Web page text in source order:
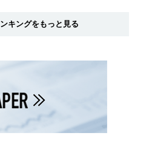
キングをもっと見る